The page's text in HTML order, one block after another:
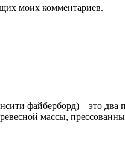
моих комментариев.
файберборд) – это два
массы,